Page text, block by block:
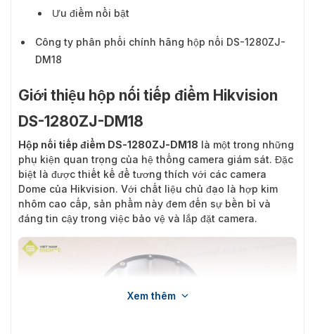
Ưu điểm nổi bật
Công ty phân phối chính hãng hộp nối DS-1280ZJ-
DM18
Giới thiệu hộp nối tiếp điểm Hikvision
DS-1280ZJ-DM18
Hộp nối tiếp điểm DS-1280ZJ-DM18 là một trong những
phụ kiện quan trọng của hệ thống camera giám sát. Đặc
biệt là được thiết kế để tương thích với các camera
Dome của Hikvision. Với chất liệu chủ đạo là hợp kim
nhôm cao cấp, sản phẩm này đem đến sự bền bỉ và
đáng tin cậy trong việc bảo vệ và lắp đặt camera.
Xem thêm